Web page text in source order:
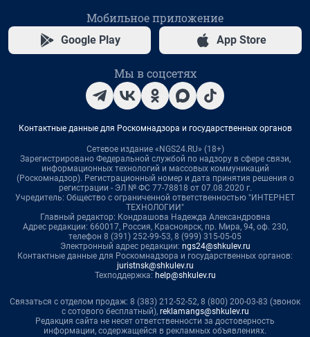
Мобильное приложение
Google Play App Store
Мы в соцсетях
Контактные данные для Роскомнадзора и государственных органов
Сетевое издание «NGS24.RU» (18+)
Зарегистрировано Федеральной службой по надзору в сфере связи,
информационных технологий и массовых коммуникаций
(Роскомнадзор). Регистрационный номер и дата принятия решения о
регистрации - ЭЛ № ФС 77-78818 от 07.08.2020 г.
Учредитель: Общество с ограниченной ответственностью "ИНТЕРНЕТ
ТЕХНОЛОГИИ"
Главный редактор: Кондрашова Надежда Александровна
Адрес редакции: 660017, Россия, Красноярск, пр. Мира, 94, оф. 230,
телефон 8 (391) 252-99-53, 8 (999) 315-05-05
Электронный адрес редакции: ngs24@shkulev.ru
Контактные данные для Роскомнадзора и государственных органов:
juristnsk@shkulev.ru
Техподдержка: help@shkulev.ru
Связаться с отделом продаж: 8 (383) 212-52-52, 8 (800) 200-03-83 (звонок
с сотового бесплатный), reklamangs@shkulev.ru
Редакция сайта не несет ответственности за достоверность
информации, содержащейся в рекламных объявлениях.